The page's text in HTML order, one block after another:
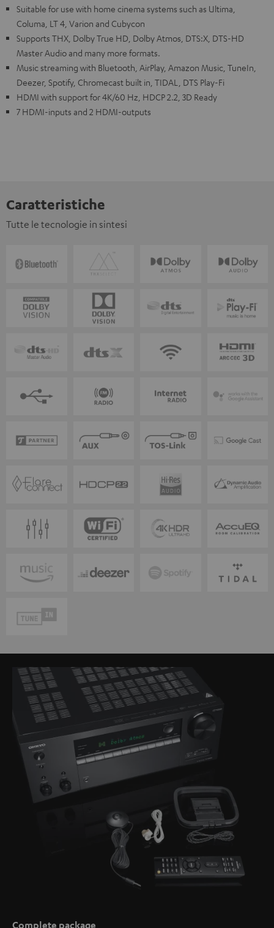
Suitable for use with home cinema systems such as Ultima,
Columa, LT 4, Varion and Cubycon
Supports THX, Dolby True HD, Dolby Atmos, DTS:X, DTS-HD
Master Audio and many more formats.
Music streaming with Bluetooth, AirPlay, Amazon Music, TuneIn,
Deezer, Spotify, Chromecast built in, TIDAL, DTS Play-Fi
HDMI with support for 4K/60 Hz, HDCP 2.2, 3D Ready
7 HDMI-inputs and 2 HDMI-outputs
Caratteristiche
Tutte le tecnologie in sintesi
Complete package